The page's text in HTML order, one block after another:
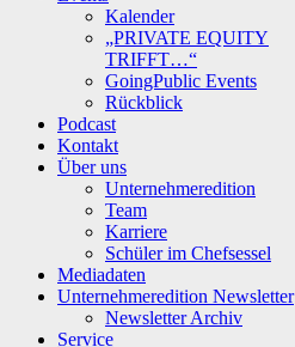
Kalender
„PRIVATE EQUITY
TRIFFT…“
GoingPublic Events
Rückblick
Podcast
Kontakt
Über uns
Unternehmeredition
Team
Karriere
Schüler im Chefsessel
Mediadaten
Unternehmeredition Newsletter
Newsletter Archiv
Service